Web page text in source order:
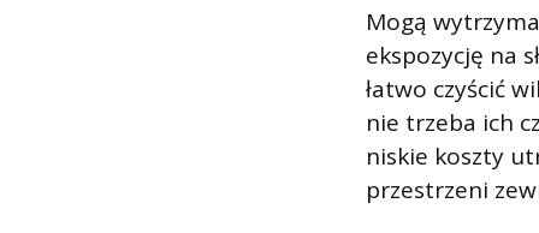
Mogą
ekspozycję na
łatwo czyścić
nie trzeba ich
niskie koszty
przestrzeni